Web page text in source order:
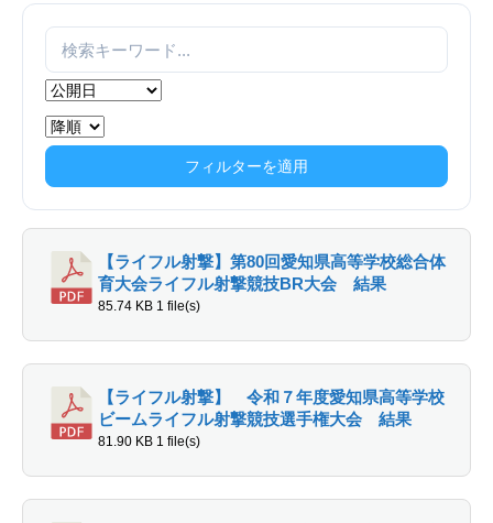
フィルターを適用
【ライフル射撃】第80回愛知県高等学校総合体
育大会ライフル射撃競技BR大会 結果
85.74 KB 1 file(s)
【ライフル射撃】 令和７年度愛知県高等学校
ビームライフル射撃競技選手権大会 結果
81.90 KB 1 file(s)